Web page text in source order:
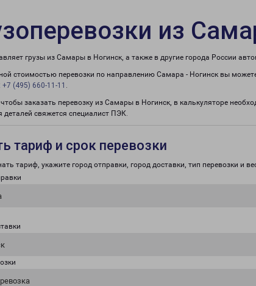
из
грузы из Самары в Ногинск, а также в другие города России
стоимостью перевозки по направлению Самара - Ногинск вы
+7 (495) 660-11-11 .
заказать перевозку из Самары в Ногинск, в калькуляторе
деталей свяжется специалист ПЭК.
тариф и срок перевозки
тариф, укажите город отправки, город доставки, тип перевозки и